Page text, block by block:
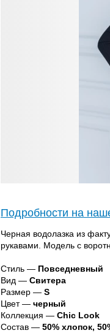
Подробности на
Черная водолазка из
рукавами. Модель с
Стиль — Повседневный
Вид — Свитера
Размер — S
Цвет — черный
Коллекция — Chic Look
Состав — 50% хлопок,